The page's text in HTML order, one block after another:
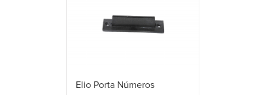
Elio Porta Números